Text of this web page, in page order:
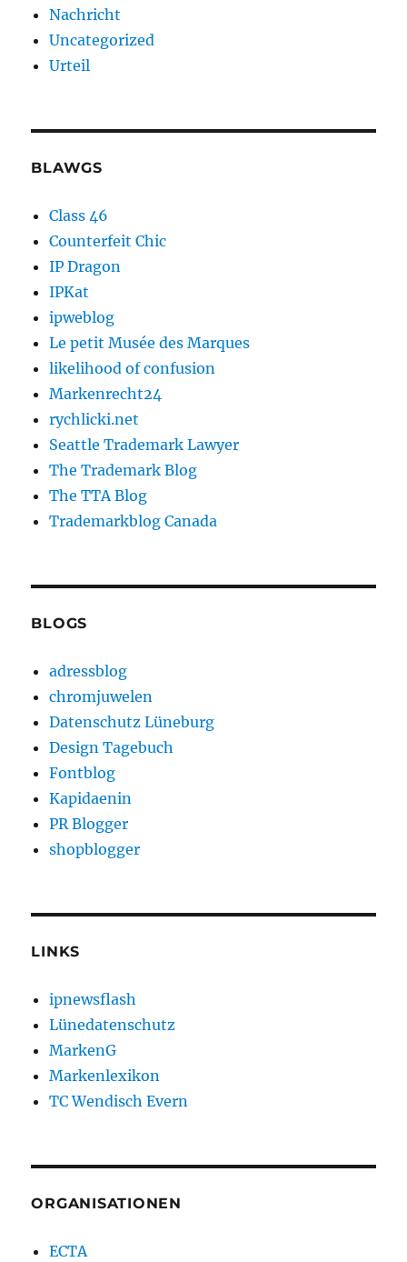
Nachricht
Uncategorized
Urteil
BLAWGS
Class 46
Counterfeit Chic
IP Dragon
IPKat
ipweblog
Le petit Musée des Marques
likelihood of confusion
Markenrecht24
rychlicki.net
Seattle Trademark Lawyer
The Trademark Blog
The TTA Blog
Trademarkblog Canada
BLOGS
adressblog
chromjuwelen
Datenschutz Lüneburg
Design Tagebuch
Fontblog
Kapidaenin
PR Blogger
shopblogger
LINKS
ipnewsflash
Lünedatenschutz
MarkenG
Markenlexikon
TC Wendisch Evern
ORGANISATIONEN
ECTA